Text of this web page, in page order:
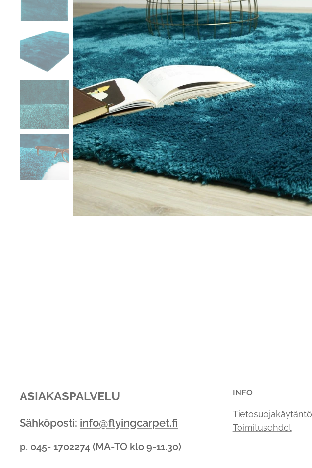
ASIAKASPALVELU
Sähköposti: info@flyingcarpet.fi
p. 045- 1702274 (MA-TO klo 9-11.30)
INFO
Tietosuojakäytäntö
Toimitusehdot